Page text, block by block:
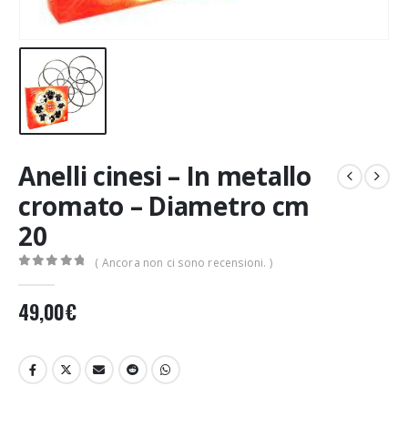
Anelli cinesi – In metallo
cromato – Diametro cm
20
( Ancora non ci sono recensioni. )
49,00€